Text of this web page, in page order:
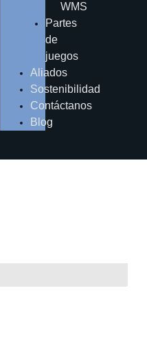
WMS
Partes
de
juegos
Aliados
Sostenibilidad
Contáctanos
Blog